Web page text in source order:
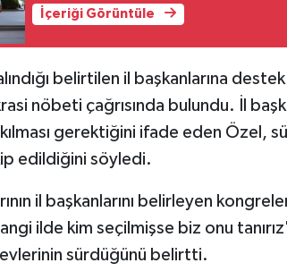
İçeriği Görüntüle
belirtilen il başkanlarına
nöbeti çağrısında bulundu. İl
gerektiğini ifade eden Özel,
edildiğini söyledi.
il başkanlarını belirleyen
ilde kim seçilmişse biz onu
sürdüğünü belirtti.